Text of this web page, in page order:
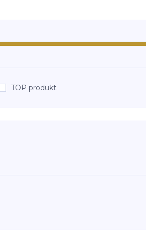
TOP produkt